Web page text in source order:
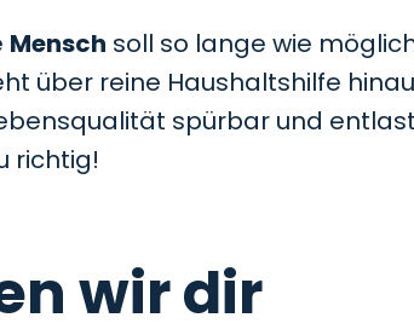
Mensch soll so lange wie
über reine Haushaltshilfe
spürbar und
richtig!
wir dir